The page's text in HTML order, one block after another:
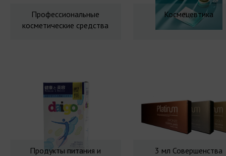
Профессиональные
косметические средства
Космецевтика
Продукты питания и
3 мл Совершенства